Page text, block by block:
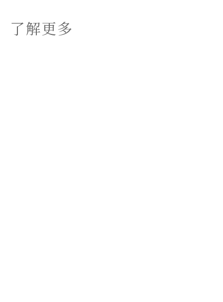
了解更多